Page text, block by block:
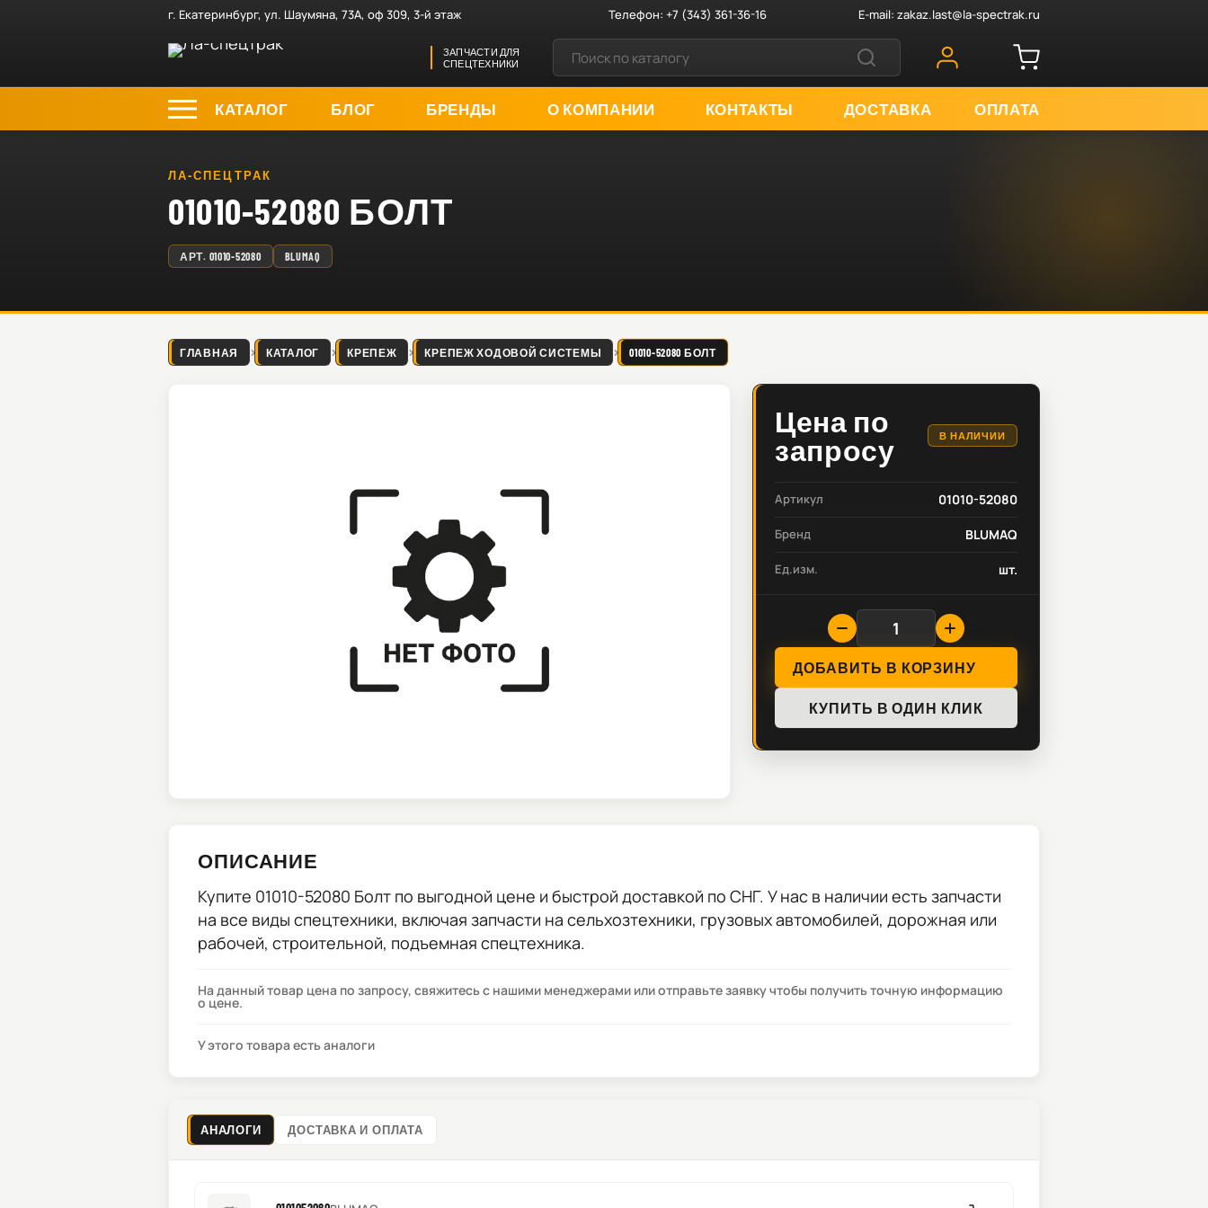
г. Екатеринбург, ул. Шаумяна, 73А, оф 309, 3-й этаж Телефон:+7 (343) 361-36-16 E-mail: zakaz.last@la-spectrak.ru
ЗАПЧАСТИ ДЛЯ
СПЕЦТЕХНИКИ
КАТАЛОГ БЛОГ БРЕНДЫ О КОМПАНИИ КОНТАКТЫ ДОСТАВКА ОПЛАТА
ЛА-СПЕЦТРАК
01010-52080 БОЛТ
АРТ. 01010-52080 BLUMAQ
ГЛАВНАЯ КАТАЛОГ КРЕПЕЖ КРЕПЕЖ ХОДОВОЙ СИСТЕМЫ 01010-52080 БОЛТ
Цена по
запросу
В НАЛИЧИИ
Артикул 01010-52080
Бренд BLUMAQ
Ед.изм. шт.
ДОБАВИТЬ В КОРЗИНУ
КУПИТЬ В ОДИН КЛИК
ОПИСАНИЕ
Купите 01010-52080 Болт по выгодной цене и быстрой доставкой по СНГ. У нас в наличии есть запчасти
на все виды спецтехники, включая запчасти на сельхозтехники, грузовых автомобилей, дорожная или
рабочей, строительной, подъемная спецтехника.
На данный товар цена по запросу, свяжитесь с нашими менеджерами или отправьте заявку чтобы получить точную информацию
о цене.
У этого товара есть аналоги
АНАЛОГИ ДОСТАВКА И ОПЛАТА